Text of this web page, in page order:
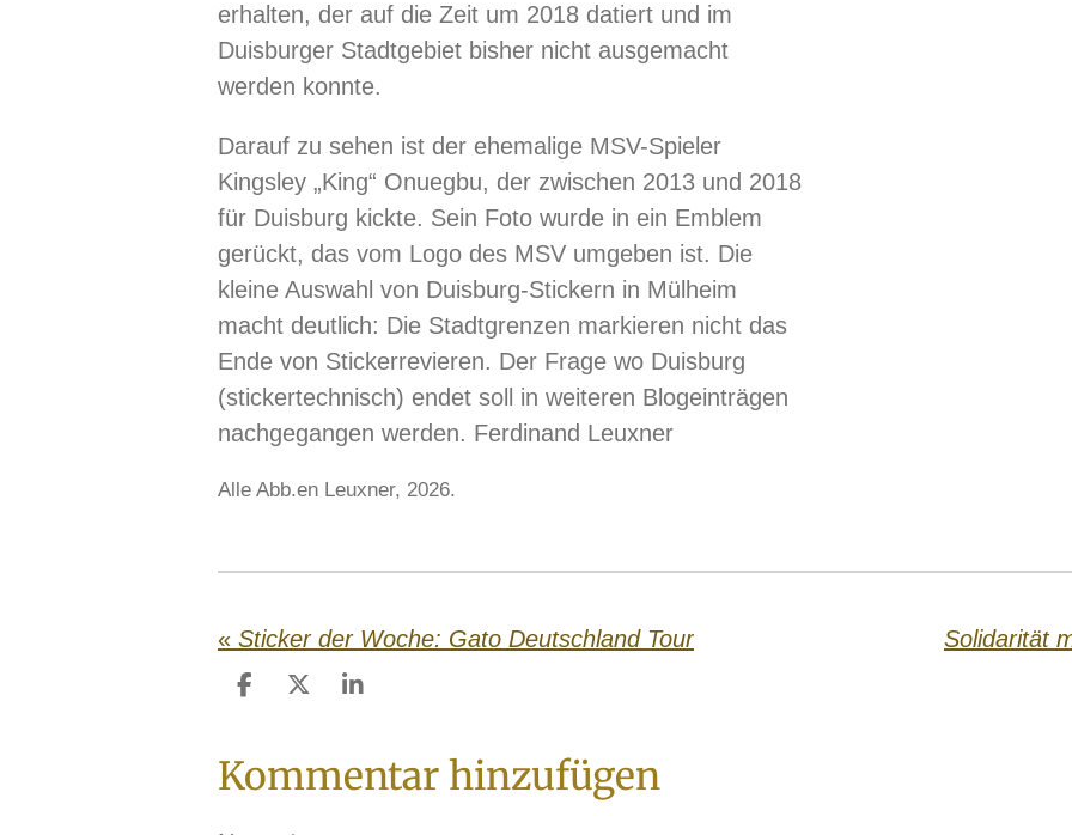
erhalten, der auf die Zeit um 2018 datiert und im
Duisburger Stadtgebiet bisher nicht ausgemacht
werden konnte.
Darauf zu sehen ist der ehemalige MSV-Spieler
Kingsley „King“ Onuegbu, der zwischen 2013 und 2018
für Duisburg kickte. Sein Foto wurde in ein Emblem
gerückt, das vom Logo des MSV umgeben ist. Die
kleine Auswahl von Duisburg-Stickern in Mülheim
macht deutlich: Die Stadtgrenzen markieren nicht das
Ende von Stickerrevieren. Der Frage wo Duisburg
(stickertechnisch) endet soll in weiteren Blogeinträgen
nachgegangen werden. Ferdinand Leuxner
Alle Abb.en Leuxner, 2026.
« Sticker der Woche: Gato Deutschland Tour Solidarität
T
l
e
T
l
e
T
l
e
Kommentar hinzufügen